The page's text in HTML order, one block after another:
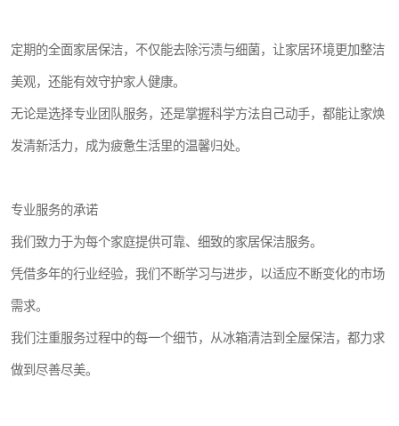
定期的全面家居保洁，不仅能去除污渍与细菌，让家居环境更加整洁
美观，还能有效守护家人健康。
无论是选择专业团队服务，还是掌握科学方法自己动手，都能让家焕
发清新活力，成为疲惫生活里的温馨归处。
专业服务的承诺
我们致力于为每个家庭提供可靠、细致的家居保洁服务。
凭借多年的行业经验，我们不断学习与进步，以适应不断变化的市场
需求。
我们注重服务过程中的每一个细节，从冰箱清洁到全屋保洁，都力求
做到尽善尽美。